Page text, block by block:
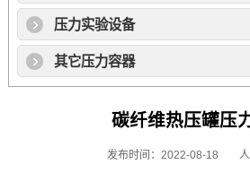
压力实验设备
其它压力容器
碳纤维热压罐压
发布时间：2022-08-18